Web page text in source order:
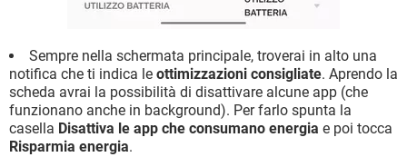
Sempre nella schermata principale, troverai in alto una
notifica che ti indica le ottimizzazioni consigliate. Aprendo la
scheda avrai la possibilità di disattivare alcune app (che
funzionano anche in background). Per farlo spunta la
casella Disattiva le app che consumano energia e poi tocca
Risparmia energia.